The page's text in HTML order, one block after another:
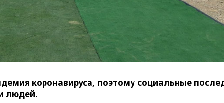
коронавируса, поэтому социальные
людей.